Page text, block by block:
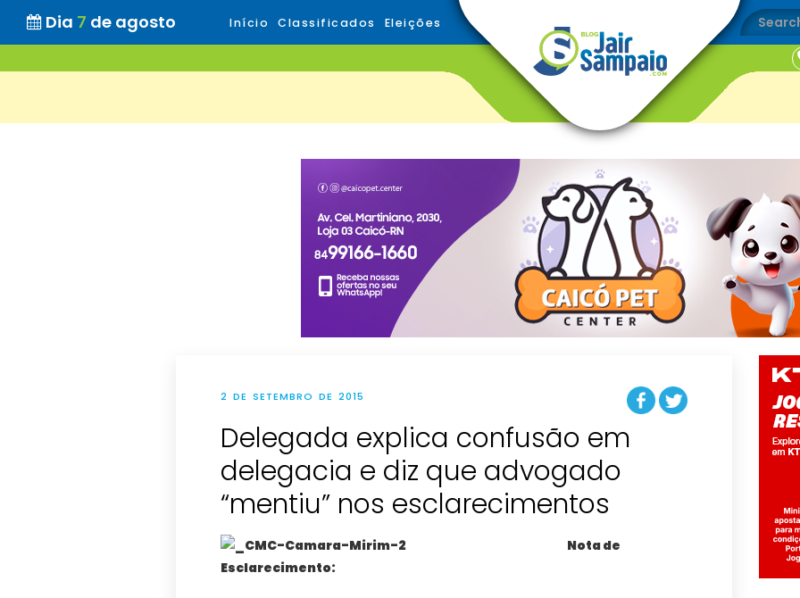
Dia 7 de agosto Início Classificados Eleições
2 DE SETEMBRO DE 2015
Delegada explica confusão em
delegacia e diz que advogado
“mentiu” nos esclarecimentos
Nota de
Esclarecimento: